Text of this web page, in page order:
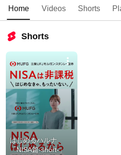
Home Videos Shorts
Shorts
はじめるハルナ
「NISA篇-short-」